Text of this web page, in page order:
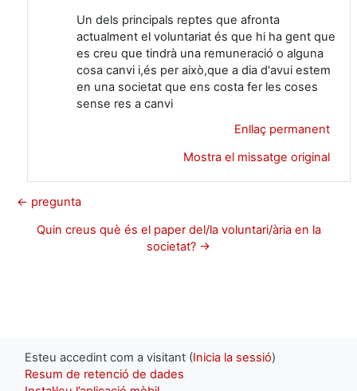
Un dels principals reptes que afronta
actualment el voluntariat és que hi ha gent que
es creu que tindrà una remuneració o alguna
cosa canvi i,és per això,que a dia d'avui estem
en una societat que ens costa fer les coses
sense res a canvi
Enllaç permanent
Mostra el missatge original
← pregunta
Quin creus què és el paper del/la voluntari/ària en la
societat? →
Esteu accedint com a visitant (Inicia la sessió)
Resum de retenció de dades